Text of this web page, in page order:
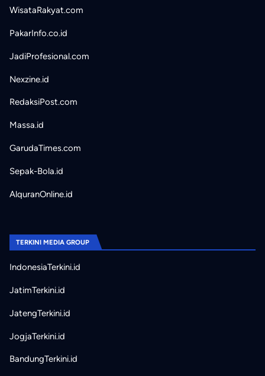
WisataRakyat.com
PakarInfo.co.id
JadiProfesional.com
Nexzine.id
RedaksiPost.com
Massa.id
GarudaTimes.com
Sepak-Bola.id
AlquranOnline.id
TERKINI MEDIA GROUP
IndonesiaTerkini.id
JatimTerkini.id
JatengTerkini.id
JogjaTerkini.id
BandungTerkini.id